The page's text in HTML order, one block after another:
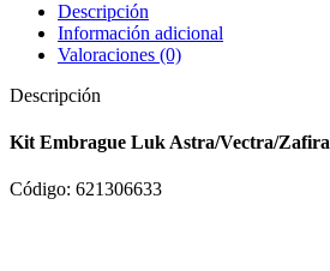
Descripción
Información adicional
Valoraciones (0)
Descripción
Kit Embrague Luk Astra/Vectra/Zafira
Código: 621306633